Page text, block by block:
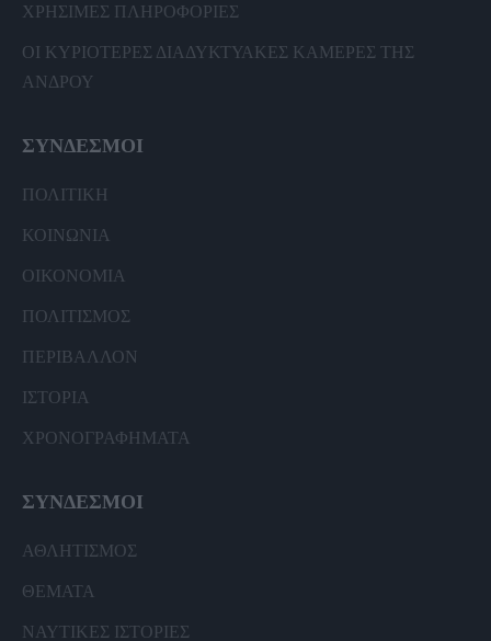
ΧΡΗΣΙΜΕΣ ΠΛΗΡΟΦΟΡΙΕΣ
ΟΙ ΚΥΡΙΟΤΕΡΕΣ ΔΙΑΔΥΚΤΥΑΚΕΣ ΚΑΜΕΡΕΣ ΤΗΣ
ΑΝΔΡΟΥ
ΣΥΝΔΕΣΜΟΙ
ΠΟΛΙΤΙΚΗ
ΚΟΙΝΩΝΙΑ
ΟΙΚΟΝΟΜΙΑ
ΠΟΛΙΤΙΣΜΟΣ
ΠΕΡΙΒΑΛΛΟΝ
ΙΣΤΟΡΙΑ
ΧΡΟΝΟΓΡΑΦΗΜΑΤΑ
ΣΥΝΔΕΣΜΟΙ
ΑΘΛΗΤΙΣΜΟΣ
ΘΕΜΑΤΑ
ΝΑΥΤΙΚΕΣ ΙΣΤΟΡΙΕΣ